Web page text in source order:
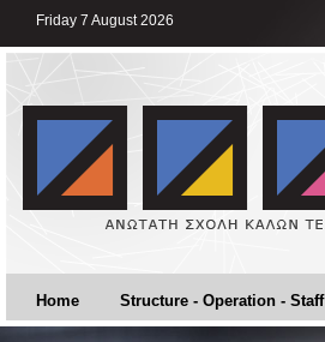
Friday 7 August 2026
Home Structure - Operation - Staff